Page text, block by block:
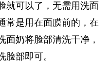
就可以了，无需用洗面
常是用在面膜前的，在
面奶将脸部清洗干净，
脸部即可。